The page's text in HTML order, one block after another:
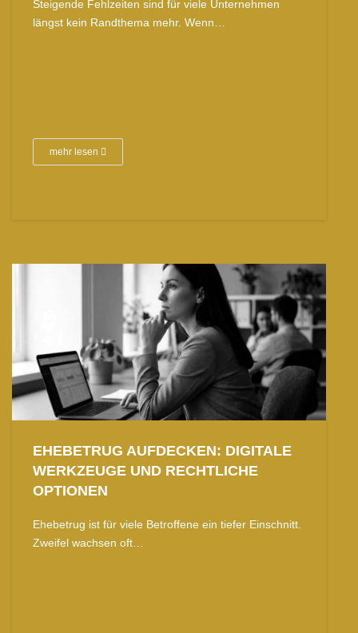
Steigende Fehlzeiten sind für viele Unternehmen
längst kein Randthema mehr. Wenn…
mehr lesen
EHEBETRUG AUFDECKEN: DIGITALE
WERKZEUGE UND RECHTLICHE
OPTIONEN
Ehebetrug ist für viele Betroffene ein tiefer Einschnitt.
Zweifel wachsen oft…